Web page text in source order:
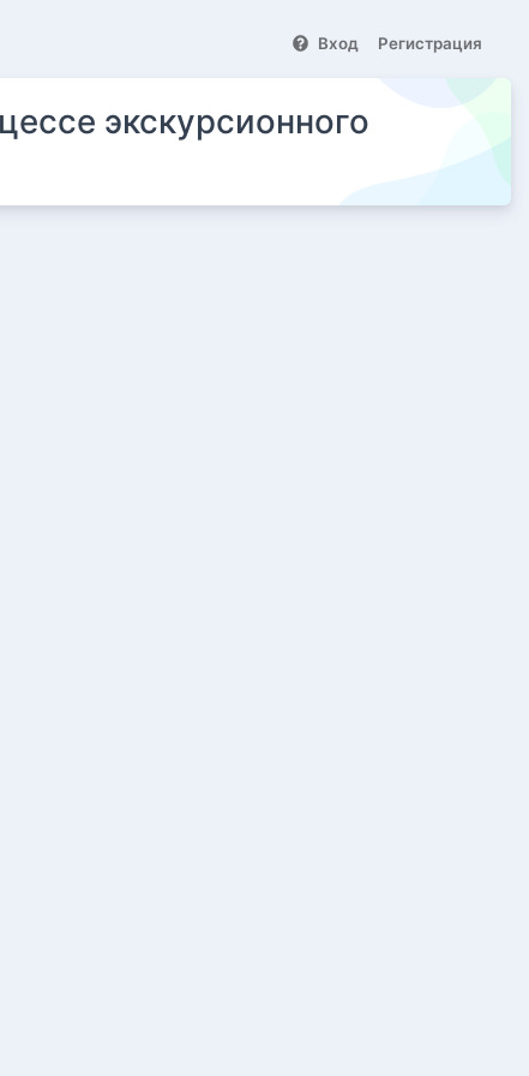
Вход Регистрация
экскурсионного